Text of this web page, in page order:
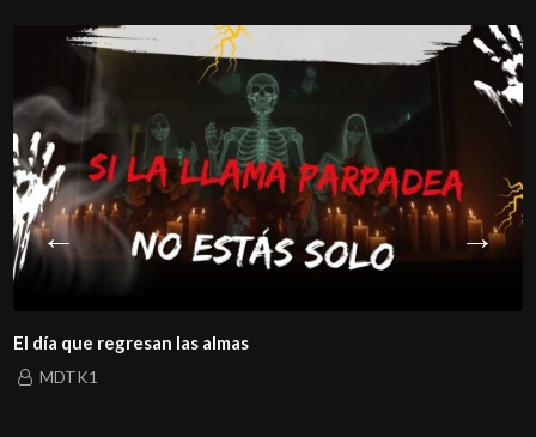
El día que regresan las almas
MDTK1